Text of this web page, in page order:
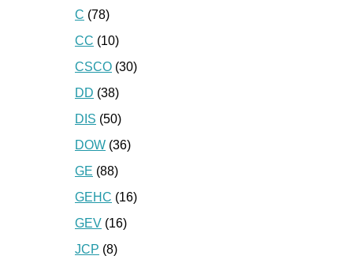
C (78)
CC (10)
CSCO (30)
DD (38)
DIS (50)
DOW (36)
GE (88)
GEHC (16)
GEV (16)
JCP (8)